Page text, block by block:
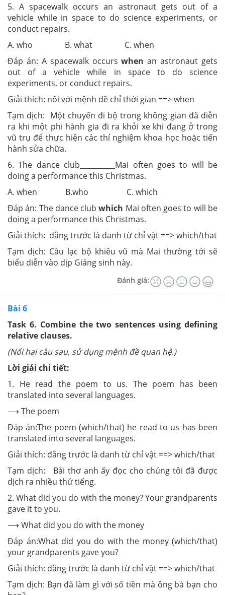
5. A spacewalk occurs an astronaut gets out of a
vehicle while in space to do science experiments, or
conduct repairs.
A. who B. what C. when
Đáp án: A spacewalk occurswhen an astronaut gets
out of a vehicle while in space to do science
experiments, or conduct repairs.
Giải thích: nối với mệnh đề chỉ thời gian ==> when
Tạm dịch: Một chuyến đi bộ trong không gian đã diễn
ra khi một phi hành gia đi ra khỏi xe khi đang ở trong
vũ trụ để thực hiện các thí nghiệm khoa học hoặc tiến
hành sửa chữa.
6. The dance club__________Mai often goes to will be
doing a performance this Christmas.
A. when B.who C. which
Đáp án: The dance clubwhich Mai often goes to will be
doing a performance this Christmas.
Giải thích: đằng trước là danh từ chỉ vật ==> which/that
Tạm dịch: Câu lạc bộ khiêu vũ mà Mai thường tới sẽ
biểu diễn vào dịp Giáng sinh này.
Đánh giá:
Bài 6
Task 6. Combine the two sentences using defining
relative clauses.
(Nối hai câu sau, sử dụng mệnh đề quan hệ.)
Lời giải chi tiết:
1. He read the poem to us. The poem has been
translated into several languages.
⟶ The poem
Đáp án:The poem (which/that) he read to us has been
translated into several languages.
Giải thích: đằng trước là danh từ chỉ vật ==> which/that
Tạm dịch: Bài thơ anh ấy đọc cho chúng tôi đã được
dịch ra nhiều thứ tiếng.
2. What did you do with the money? Your grandparents
gave it to you.
⟶ What did you do with the money
Đáp án:What did you do with the money (which/that)
your grandparents gave you?
Giải thích: đằng trước là danh từ chỉ vật ==> which/that
Tạm dịch: Bạn đã làm gì với số tiền mà ông bà bạn cho